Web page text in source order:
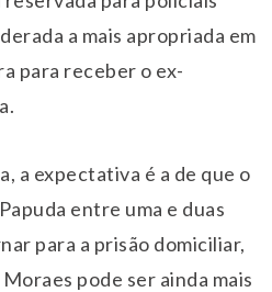
a mais apropriada em
para receber o ex-
a expectativa é a de que o
entre uma e duas
para a prisão domiciliar,
pode ser ainda mais